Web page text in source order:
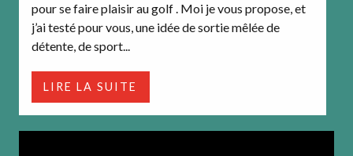
pour se faire plaisir au golf . Moi je vous propose, et
j’ai testé pour vous, une idée de sortie mêlée de
détente, de sport...
LIRE LA SUITE